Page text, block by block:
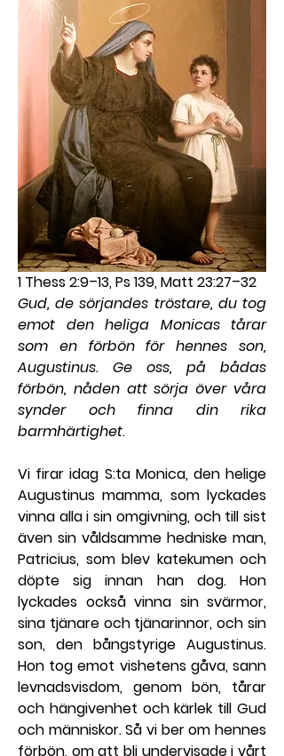
1 Thess 2:9–13, Ps 139, Matt 23:27–32
Gud, de sörjandes tröstare, du tog
emot den heliga Monicas tårar
som en förbön för hennes son,
Augustinus. Ge oss, på bådas
förbön, nåden att sörja över våra
synder och finna din rika
barmhärtighet.
Vi firar idag S:ta Monica, den helige
Augustinus mamma, som lyckades
vinna alla i sin omgivning, och till sist
även sin våldsamme hedniske man,
Patricius, som blev katekumen och
döpte sig innan han dog. Hon
lyckades också vinna sin svärmor,
sina tjänare och tjänarinnor, och sin
son, den bångstyrige Augustinus.
Hon tog emot vishetens gåva, sann
levnadsvisdom, genom bön, tårar
och hängivenhet och kärlek till Gud
och människor. Så vi ber om hennes
förbön, om att bli undervisade i vårt